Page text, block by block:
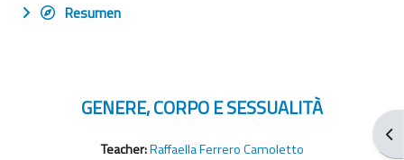
Resumen
GENERE, CORPO E SESSUALITÀ
Teacher:Raffaella Ferrero Camoletto